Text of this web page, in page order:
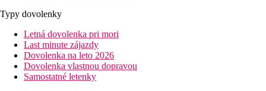
Typy dovolenky
Letná dovolenka pri mori
Last minute zájazdy
Dovolenka na leto 2026
Dovolenka vlastnou dopravou
Samostatné letenky